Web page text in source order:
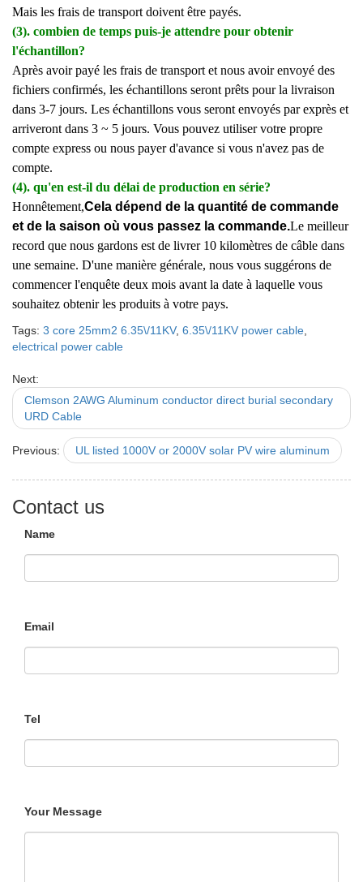
Mais les frais de transport doivent être payés.
(3). combien de temps puis-je attendre pour obtenir
l'échantillon?
Après avoir payé les frais de transport et nous avoir envoyé des
fichiers confirmés, les échantillons seront prêts pour la livraison
dans 3-7 jours. Les échantillons vous seront envoyés par exprès et
arriveront dans 3 ~ 5 jours. Vous pouvez utiliser votre propre
compte express ou nous payer d'avance si vous n'avez pas de
compte.
(4). qu'en est-il du délai de production en série?
Honnêtement,Cela dépend de la quantité de commande
et de la saison où vous passez la commande.Le meilleur
record que nous gardons est de livrer 10 kilomètres de câble dans
une semaine. D'une manière générale, nous vous suggérons de
commencer l'enquête deux mois avant la date à laquelle vous
souhaitez obtenir les produits à votre pays.
Tags: 3 core 25mm2 6.35\/11KV, 6.35\/11KV power cable
electrical power cable
Next:
Clemson 2AWG Aluminum conductor direct burial secondary
URD Cable
Previous: UL listed 1000V or 2000V solar PV wire aluminum
Contact us
Name
Email
Tel
Your Message